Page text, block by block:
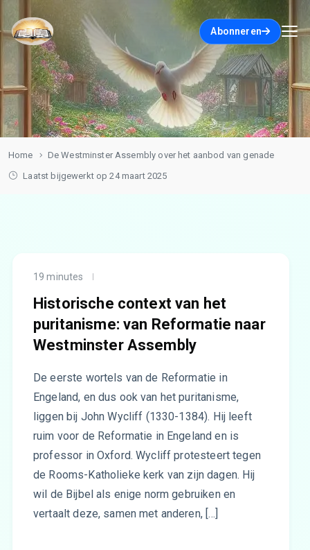
Abonneren
Home
De Westminster Assembly over het aanbod van genade
Laatst bijgewerkt op 24 maart 2025
19 minutes
Historische context van het
puritanisme: van Reformatie naar
Westminster Assembly
De eerste wortels van de Reformatie in
Engeland, en dus ook van het puritanisme,
liggen bij John Wycliff (1330-1384). Hij leeft
ruim voor de Reformatie in Engeland en is
professor in Oxford. Wycliff protesteert tegen
de Rooms-Katholieke kerk van zijn dagen. Hij
wil de Bijbel als enige norm gebruiken en
vertaalt deze, samen met anderen, […]